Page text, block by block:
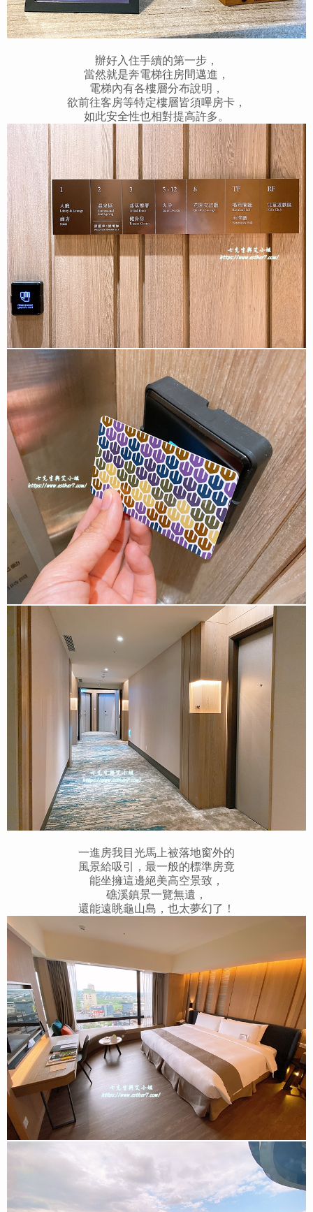
辦好入住手續的第一步，
當然就是奔電梯往房間邁進，
電梯內有各樓層分布說明，
欲前往客房等特定樓層皆須嗶房卡，
如此安全性也相對提高許多。
一進房我目光馬上被落地窗外的
風景給吸引，最一般的標準房竟
能坐擁這邊絕美高空景致，
礁溪鎮景一覽無遺，
還能遠眺龜山島，也太夢幻了！